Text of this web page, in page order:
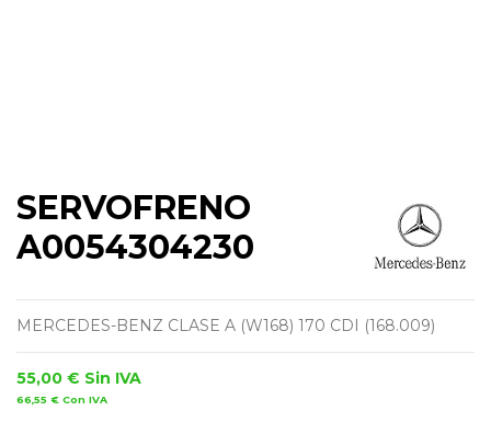
SERVOFRENO
A0054304230
MERCEDES-BENZ CLASE A (W168) 170 CDI (168.009)
55,00 € Sin IVA
66,55 € Con IVA